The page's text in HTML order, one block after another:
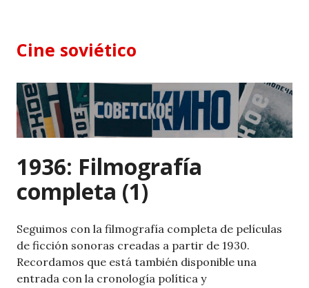
content
Cine soviético
1936: Filmografía
completa (1)
Seguimos con la filmografía completa de películas
de ficción sonoras creadas a partir de 1930.
Recordamos que está también disponible una
entrada con la cronología política y